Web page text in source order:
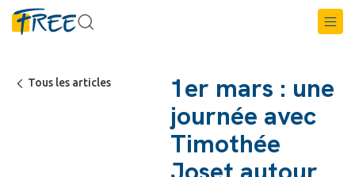
Tous les articles
1er mars : une
journée avec
Timothée